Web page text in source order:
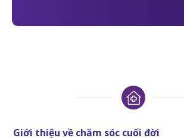
Giới thiệu về chăm sóc cuối đời